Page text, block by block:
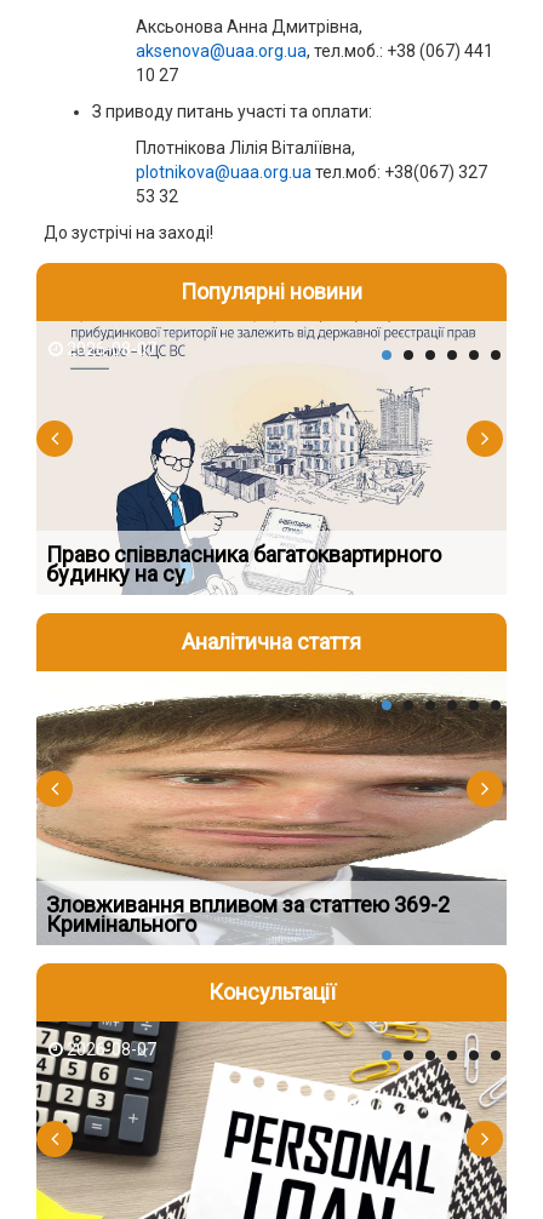
Аксьонова Анна Дмитрівна,
aksenova@uaa.org.ua, тел.моб.: +38 (067) 441
10 27
З приводу питань участі та оплати:
Плотнікова Лілія Віталіївна,
plotnikova@uaa.org.ua тел.моб: +38(067) 327
53 32
До зустрічі на заході!
Популярні новини
2026-08-07
Право співвласника багатоквартирного
будинку на су
Аналітична стаття
2026-08-04
Зловживання впливом за статтею 369-2
Кримінального
Консультації
2026-08-07